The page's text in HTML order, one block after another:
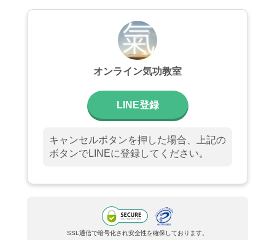
オンライン気功教室
LINE登録
キャンセルボタンを押した場合、上記の
ボタンでLINEに登録してください。
SSL通信で暗号化され安全性を確保しております。